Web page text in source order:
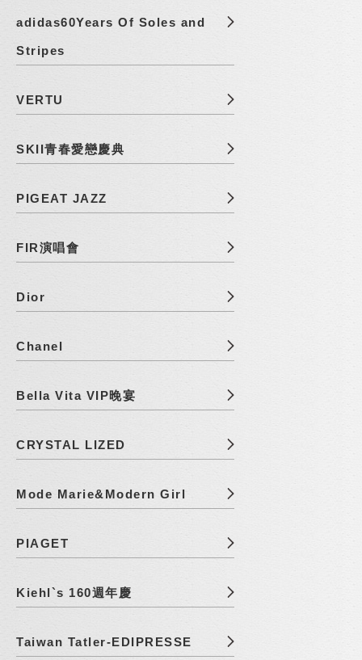
adidas60Years Of Soles and
Stripes
VERTU
SKII青春愛戀慶典
PIGEAT JAZZ
FIR演唱會
Dior
Chanel
Bella Vita VIP晚宴
CRYSTAL LIZED
Mode Marie&Modern Girl
PIAGET
Kiehl`s 160週年慶
Taiwan Tatler-EDIPRESSE